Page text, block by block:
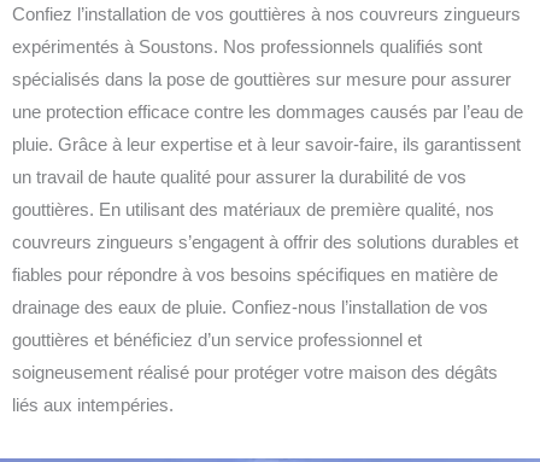
Confiez l’installation de vos gouttières à nos couvreurs zingueurs
expérimentés à Soustons. Nos professionnels qualifiés sont
spécialisés dans la pose de gouttières sur mesure pour assurer
une protection efficace contre les dommages causés par l’eau de
pluie. Grâce à leur expertise et à leur savoir-faire, ils garantissent
un travail de haute qualité pour assurer la durabilité de vos
gouttières. En utilisant des matériaux de première qualité, nos
couvreurs zingueurs s’engagent à offrir des solutions durables et
fiables pour répondre à vos besoins spécifiques en matière de
drainage des eaux de pluie. Confiez-nous l’installation de vos
gouttières et bénéficiez d’un service professionnel et
soigneusement réalisé pour protéger votre maison des dégâts
liés aux intempéries.